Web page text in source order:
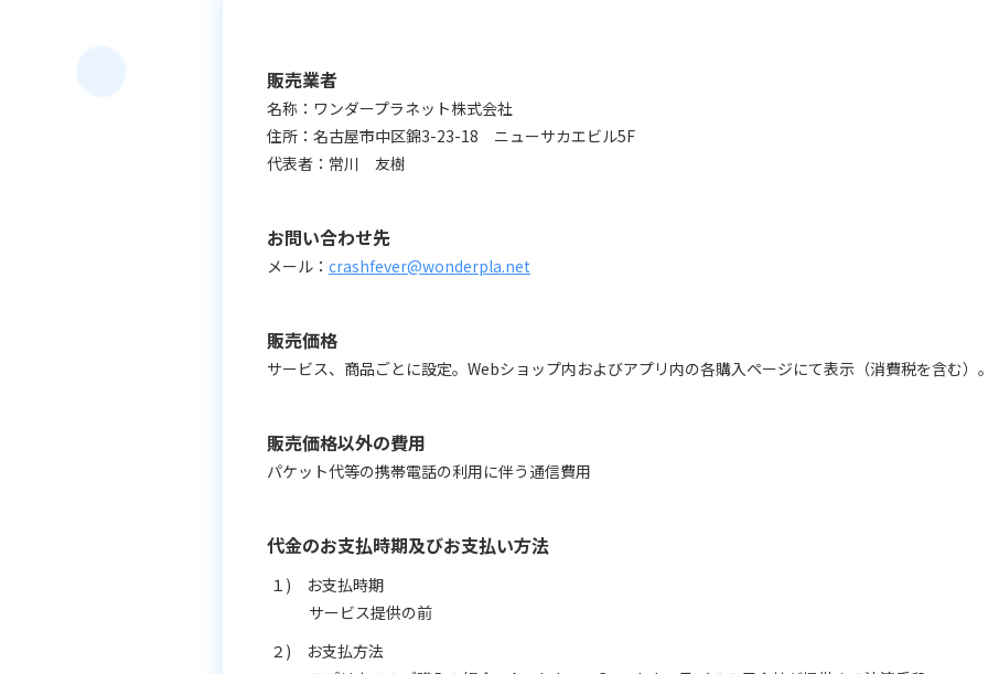
販売業者
名称：ワンダープラネット株式会社
住所：名古屋市中区錦3-23-18 ニューサカエビル5F
代表者：常川 友樹
お問い合わせ先
メール： crashfever@wonderpla.net
販売価格
サービス、商品ごとに設定。Webショップ内およびアプリ内の各購入ページにて表示（消費税を含む）
販売価格以外の費用
パケット代等の携帯電話の利用に伴う通信費用
代金のお支払時期及びお支払い方法
１) お支払時期
サービス提供の前
２) お支払方法